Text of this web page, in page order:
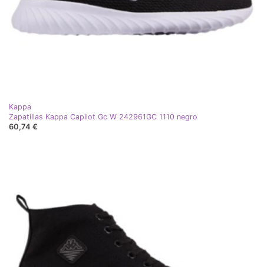
Kappa
Zapatillas Kappa Capilot Gc W 242961GC 1110 negro
60,74 €